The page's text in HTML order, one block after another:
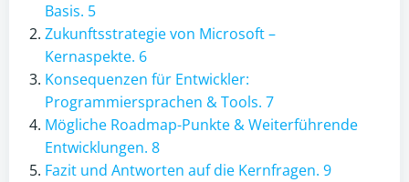
Basis. 5
Zukunftsstrategie von Microsoft –
Kernaspekte. 6
Konsequenzen für Entwickler:
Programmiersprachen & Tools. 7
Mögliche Roadmap-Punkte & Weiterführende
Entwicklungen. 8
Fazit und Antworten auf die Kernfragen. 9